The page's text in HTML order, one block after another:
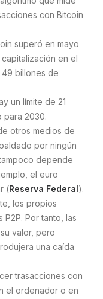
con Bitcoin
superó en mayo
en el
49 billones de
un límite de 21
para 2030.
otros medios de
por ningún
depende
el euro
(Reserva Federal).
los propios
P2P. Por tanto, las
valor, pero
una caída
trasacciones con
el ordenador o en